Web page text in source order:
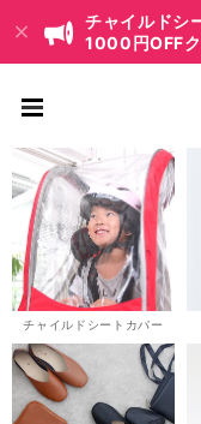
チャイルドシ
1000円OFF
チャイルドシートカバー